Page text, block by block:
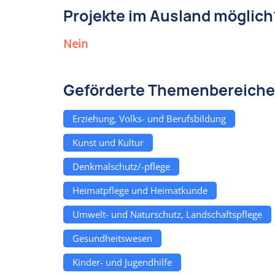
Projekte im Ausland
Nein
Geförderte Themenbereiche
Erziehung, Volks- und Berufsbildung
Kunst und Kultur
Denkmalschutz/-pflege
Heimatpflege und Heimatkunde
Umwelt- und Naturschutz, Landschaftspflege
Gesundheitswesen
Kinder- und Jugendhilfe